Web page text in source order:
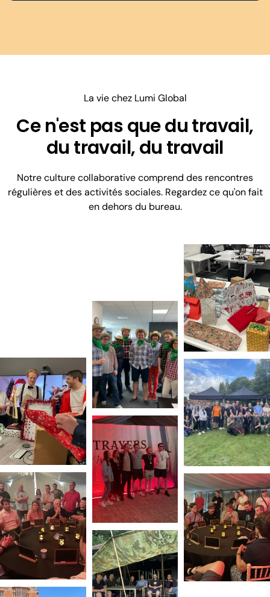
La vie chez Lumi Global
Ce n'est pas que du travail,
du travail, du travail
Notre culture collaborative comprend des rencontres
régulières et des activités sociales. Regardez ce qu'on fait
en dehors du bureau.